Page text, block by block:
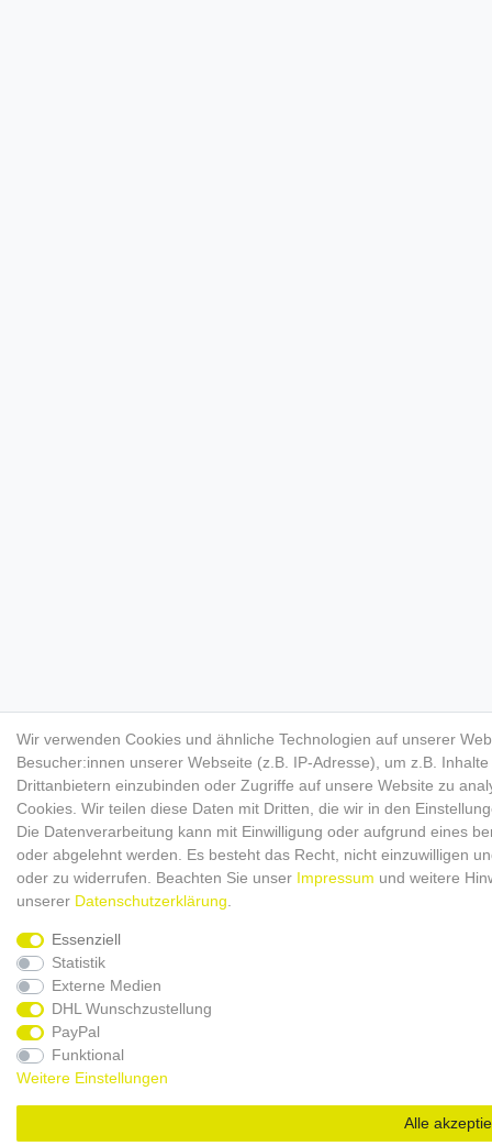
Wir verwenden Cookies und ähnliche Technologien auf unserer
Besucher:innen unserer Webseite (z.B. IP-Adresse), um z.B.
Drittanbietern einzubinden oder Zugriffe auf unsere Website zu
Cookies. Wir teilen diese Daten mit Dritten, die wir in den
Die Datenverarbeitung kann mit Einwilligung oder aufgrund eines
oder abgelehnt werden. Es besteht das Recht, nicht einzuwilligen
oder zu widerrufen. Beachten Sie unser Impressum und weitere
unserer Daten­schutz­erklärung
Essenziell
Statistik
Externe Medien
DHL Wunschzustellung
PayPal
Funktional
Weitere Einstellungen
Alle